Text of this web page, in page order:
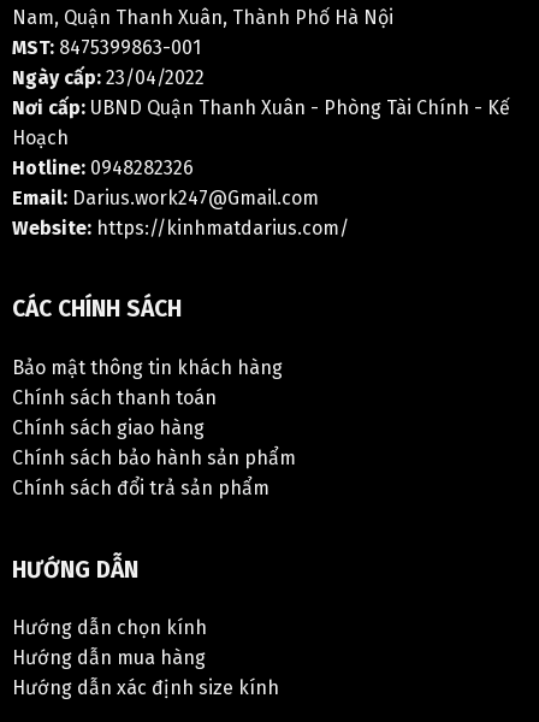
Nam, Quận Thanh Xuân, Thành Phố Hà Nội
MST:8475399863-001
Ngày cấp:23/04/2022
Nơi cấp:UBND Quận Thanh Xuân - Phòng Tài Chính - Kế
Hoạch
Hotline:0948282326
Email:Darius.work247@Gmail.com
Website:https://kinhmatdarius.com/
CÁC CHÍNH SÁCH
Bảo mật thông tin khách hàng
Chính sách thanh toán
Chính sách giao hàng
Chính sách bảo hành sản phẩm
Chính sách đổi trả sản phẩm
HƯỚNG DẪN
Hướng dẫn chọn kính
Hướng dẫn mua hàng
Hướng dẫn xác định size kính